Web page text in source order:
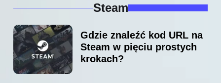
Steam
Gdzie znaleźć kod URL na
Steam w pięciu prostych
krokach?